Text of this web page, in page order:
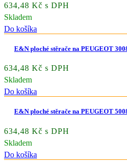
634,48 Kč s DPH
Skladem
Do košíka
E&N ploché stěrače na PEUGEOT
634,48 Kč s DPH
Skladem
Do košíka
E&N ploché stěrače na PEUGEOT
634,48 Kč s DPH
Skladem
Do košíka